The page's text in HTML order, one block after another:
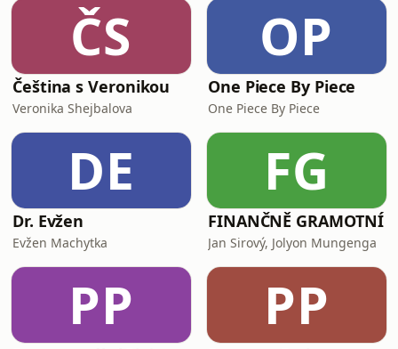
ČS
Čeština s Veronikou
Veronika Shejbalova
OP
One Piece By Piece
One Piece By Piece
DE
Dr. Evžen
Evžen Machytka
FG
FINANČNĚ GRAMOTNÍ
Jan Sirový, Jolyon Mungenga
PP PP